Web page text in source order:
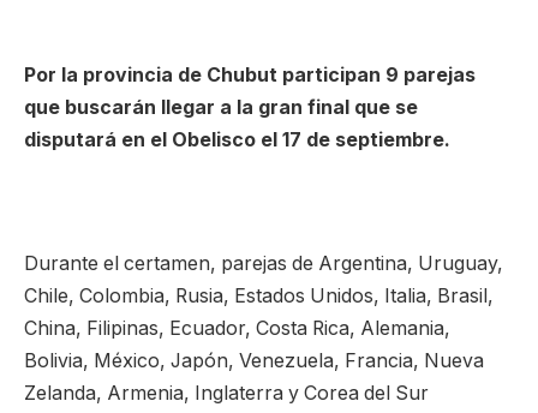
Por la provincia de Chubut participan 9 parejas
que buscarán llegar a la gran final que se
disputará en el Obelisco el 17 de septiembre.
Durante el certamen, parejas de Argentina, Uruguay,
Chile, Colombia, Rusia, Estados Unidos, Italia, Brasil,
China, Filipinas, Ecuador, Costa Rica, Alemania,
Bolivia, México, Japón, Venezuela, Francia, Nueva
Zelanda, Armenia, Inglaterra y Corea del Sur